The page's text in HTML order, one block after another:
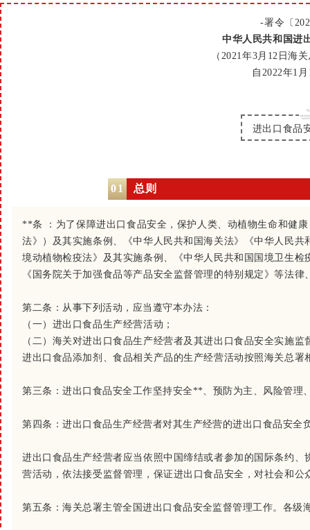
-署令〔
中华人民共和国进
（2021年3月12日海
自2022年1
进出口食品
01 总则
**条 ： 为了保障进出口食品安全，保护人类、动植物生命和健
法》）及其实施条例、《中华人民共和国海关法》《中华人民
境动植物检疫法》及其实施条例、《中华人民共和国国境卫生
《国务院关于加强食品等产品安全监督管理的特别规定》等法
第二条： 从事下列活动，应当遵守本办法：
（一）进出口食品生产经营活动；
（二）海关对进出口食品生产经营者及其进出口食品安全实施监
进出口食品添加剂、食品相关产品的生产经营活动按照海关总署
第三条：进出口食品安全工作坚持安全**、预防为主、风险管理
第四条：进出口食品生产经营者对其生产经营的进出口食品安全
进出口食品生产经营者应当依照中国缔结或者参加的国际条约
营活动，依法接受监督管理，保证进出口食品安全，对社会和公
第五条：海关总署主管全国进出口食品安全监督管理工作。 各级